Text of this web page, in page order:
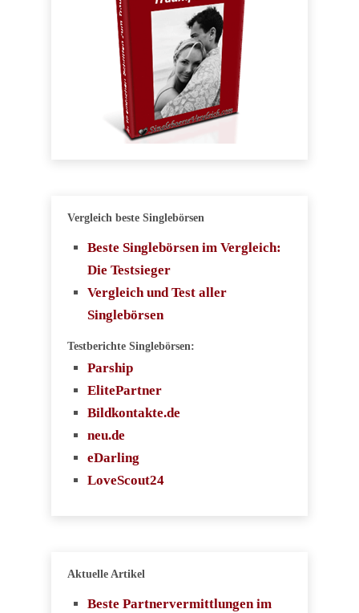
Vergleich beste Singlebörsen
Beste Singlebörsen im Vergleich:
Die Testsieger
Vergleich und Test aller
Singlebörsen
Testberichte Singlebörsen:
Parship
ElitePartner
Bildkontakte.de
neu.de
eDarling
LoveScout24
Aktuelle Artikel
Beste Partnervermittlungen im